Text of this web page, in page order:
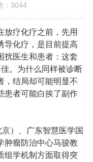
：3044
放疗化疗之前，先用
导化疗，是目前提高
扰医生和患者：这套
。为什么同样被诊断
，结局却可能明显不
患者可能白挨了副作
京）、广东智慧医学国
肿瘤防治中心马骏教
组学机制方面取得突